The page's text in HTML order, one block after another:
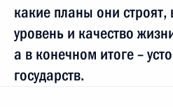
какие планы они
уровень и качество
а в конечном итоге –
государств.